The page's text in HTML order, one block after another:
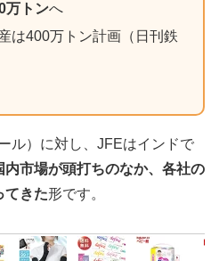
万トンへ
は400万トン計画（日刊鉄
ル）に対し、JFEはインドで
内市場が頭打ちのなか、各社の
てきた形です。